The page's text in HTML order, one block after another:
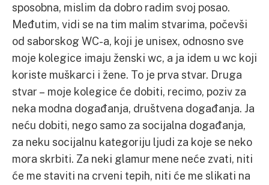
sposobna, mislim da dobro radim svoj posao.
Međutim, vidi se na tim malim stvarima, počevši
od saborskog WC-a, koji je unisex, odnosno sve
moje kolegice imaju ženski wc, a ja idem u wc koji
koriste muškarci i žene. To je prva stvar. Druga
stvar – moje kolegice će dobiti, recimo, poziv za
neka modna događanja, društvena događanja. Ja
neću dobiti, nego samo za socijalna događanja,
za neku socijalnu kategoriju ljudi za koje se neko
mora skrbiti. Za neki glamur mene neće zvati, niti
će me staviti na crveni tepih, niti će me slikati na